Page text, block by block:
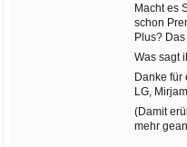
Macht es
schon
Plus?
Was sagt
Danke für
LG, Mirjam
(Damit
mehr